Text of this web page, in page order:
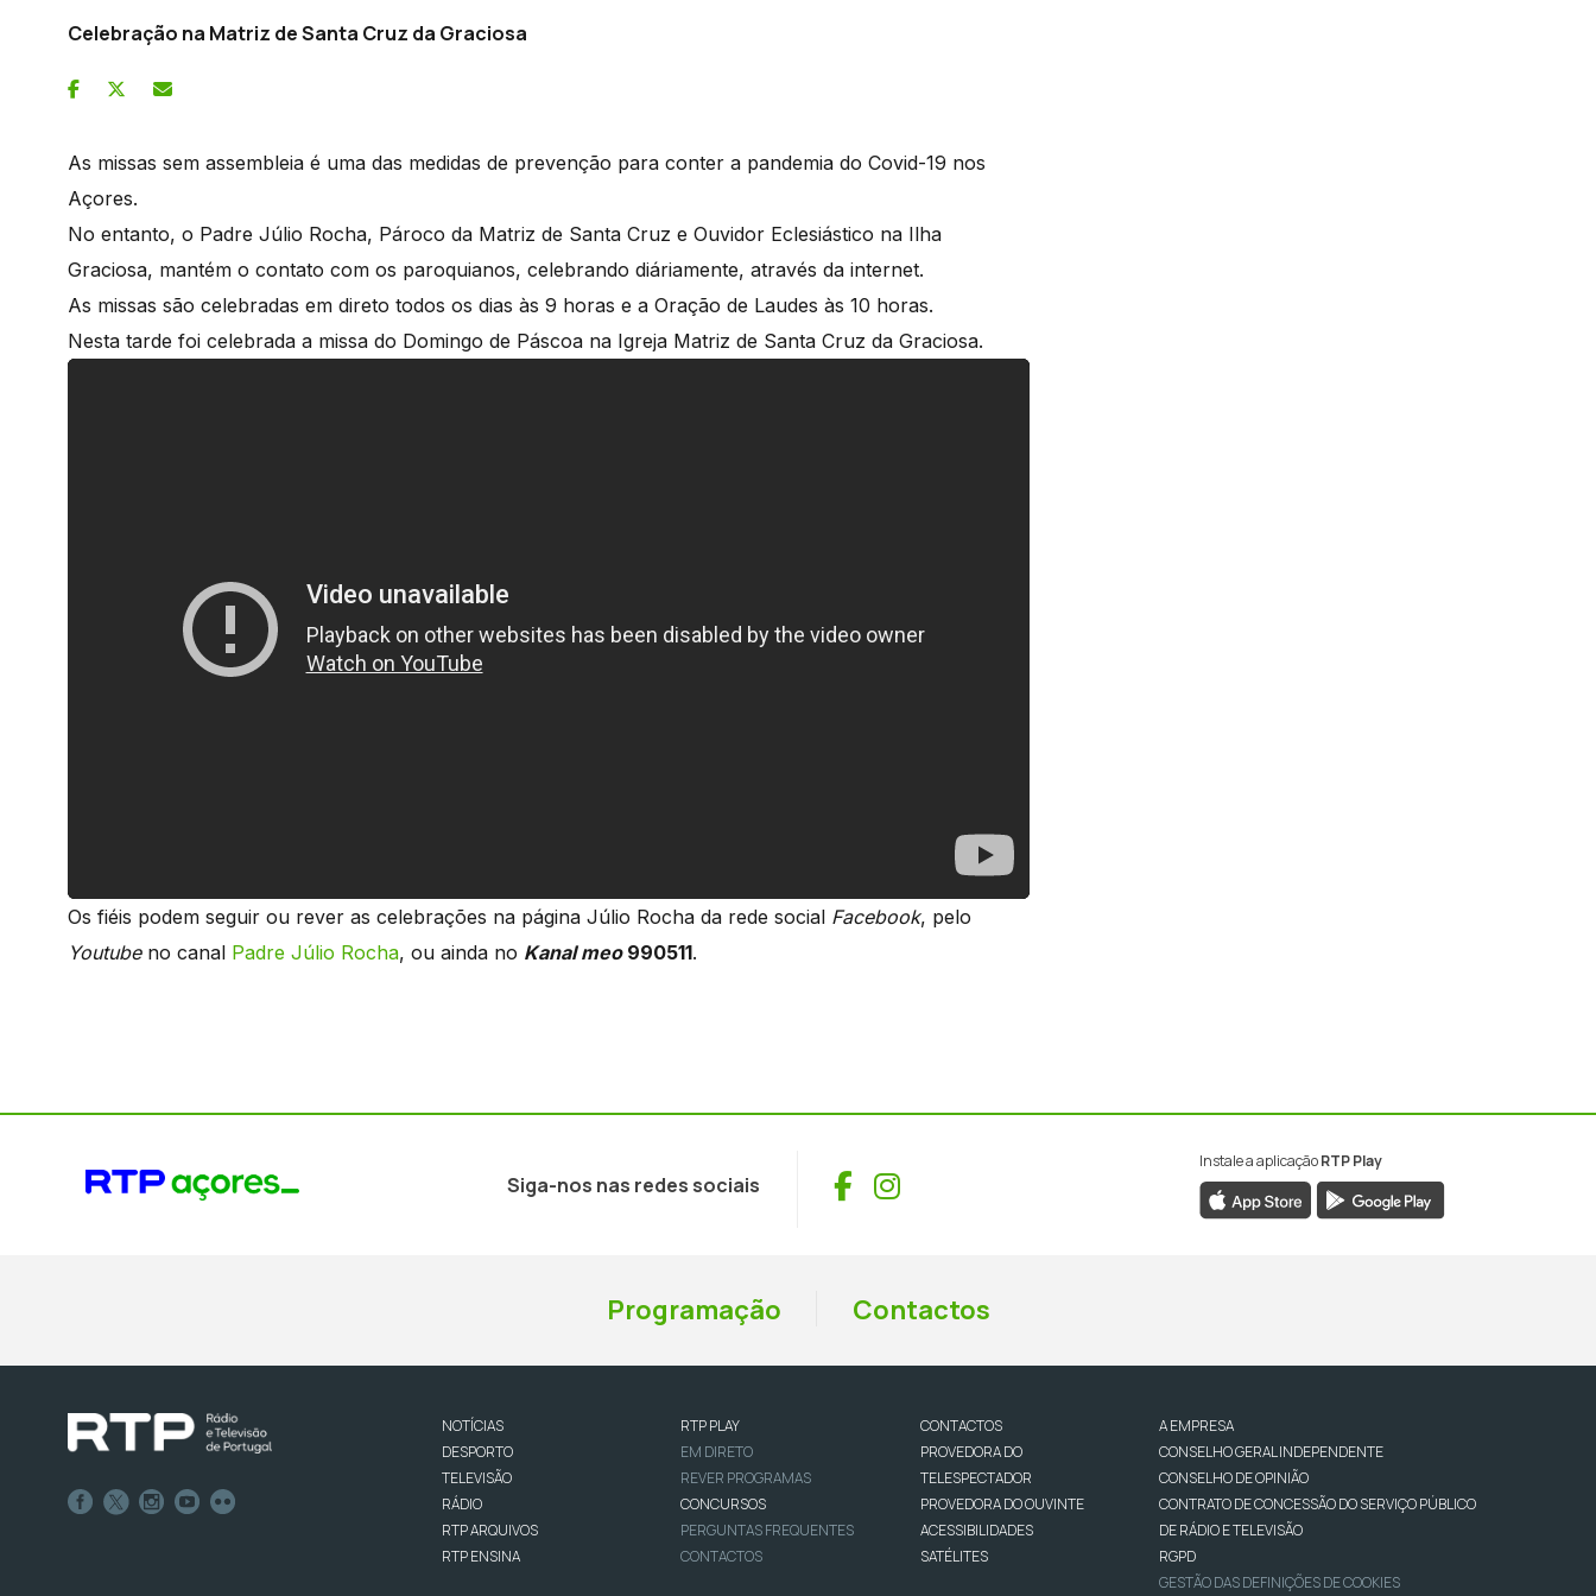
Celebração na Matriz de Santa Cruz da Graciosa
As missas sem assembleia é uma das medidas de prevenção para conter a pandemia do Covid-19 nos
Açores.
No entanto, o Padre Júlio Rocha, Pároco da Matriz de Santa Cruz e Ouvidor Eclesiástico na Ilha
Graciosa, mantém o contato com os paroquianos, celebrando diáriamente, através da internet.
As missas são celebradas em direto todos os dias às 9 horas e a Oração de Laudes às 10 horas.
Nesta tarde foi celebrada a missa do Domingo de Páscoa na Igreja Matriz de Santa Cruz da Graciosa.
Os fiéis podem seguir ou rever as celebrações na página Júlio Rocha da rede social Facebook, pelo
Youtubeno canal Padre Júlio Rocha, ou ainda no Kanal meo990511.
Siga-nos nas redes sociais Facebook
Instagram
Instale a aplicaçãoRTP Play
Programação Contactos
NOTÍCIAS
DESPORTO
TELEVISÃO
RÁDIO
RTP ARQUIVOS
RTP ENSINA
RTP PLAY
EM DIRETO
REVER PROGRAMAS
CONCURSOS
PERGUNTAS FREQUENTES
CONTACTOS
CONTACTOS
PROVEDORA DO
TELESPECTADOR
PROVEDORA DO OUVINTE
ACESSIBILIDADES
SATÉLITES
A EMPRESA
CONSELHO GERAL INDEPENDENTE
CONSELHO DE OPINIÃO
CONTRATO DE CONCESSÃO DO SERVIÇO PÚBLICO
DE RÁDIO E TELEVISÃO
RGPD
GESTÃO DAS DEFINIÇÕES DE COOKIES